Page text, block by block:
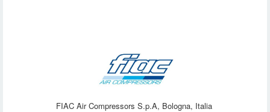
FIAC Air Compressors S.p.A, Bologna, Italia